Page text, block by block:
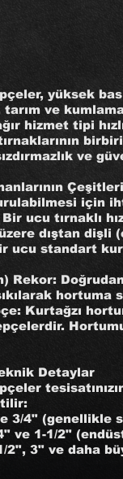
yüksek
tarım ve
hizmet tipi
tırnaklarının
ve
Çeşitleri
için
ucu tırnaklı
dıştan dişli
ucu standart
Rekor:
hortuma
Kurtağzı
Detaylar
3/4" (genellikle
ve 1-1/2"
3" ve daha